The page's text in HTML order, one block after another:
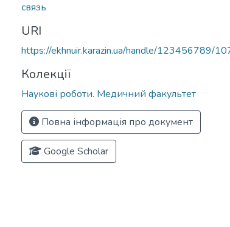
связь
URI
https://ekhnuir.karazin.ua/handle/123456789/
Колекції
Наукові роботи. Медичний факультет
Повна інформація про документ
Google Scholar